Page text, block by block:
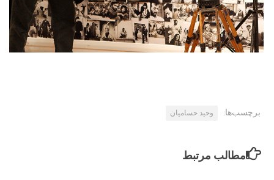
برچسب‌ها: وحید حسامیان
مطالب مرتبط